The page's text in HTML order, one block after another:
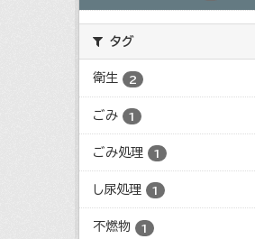
タグ
衛生 2
ごみ 1
ごみ処理 1
し尿処理 1
不燃物 1